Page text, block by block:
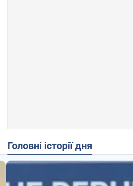
Головні історії дня